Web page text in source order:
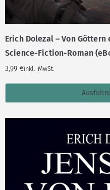
Erich Dolezal – Von
Science-Fiction-Roman
3,99 €inkl. MwSt.